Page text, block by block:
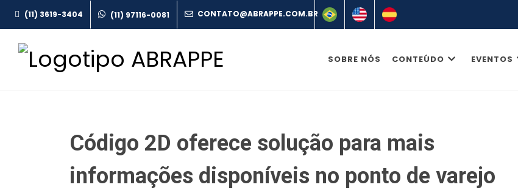
(11) 3619-3404 (11) 97116-0081
SOBRE NÓS CONTEÚDO EVENTOS
Código 2D oferece solução para mais
informações disponíveis no ponto de varejo